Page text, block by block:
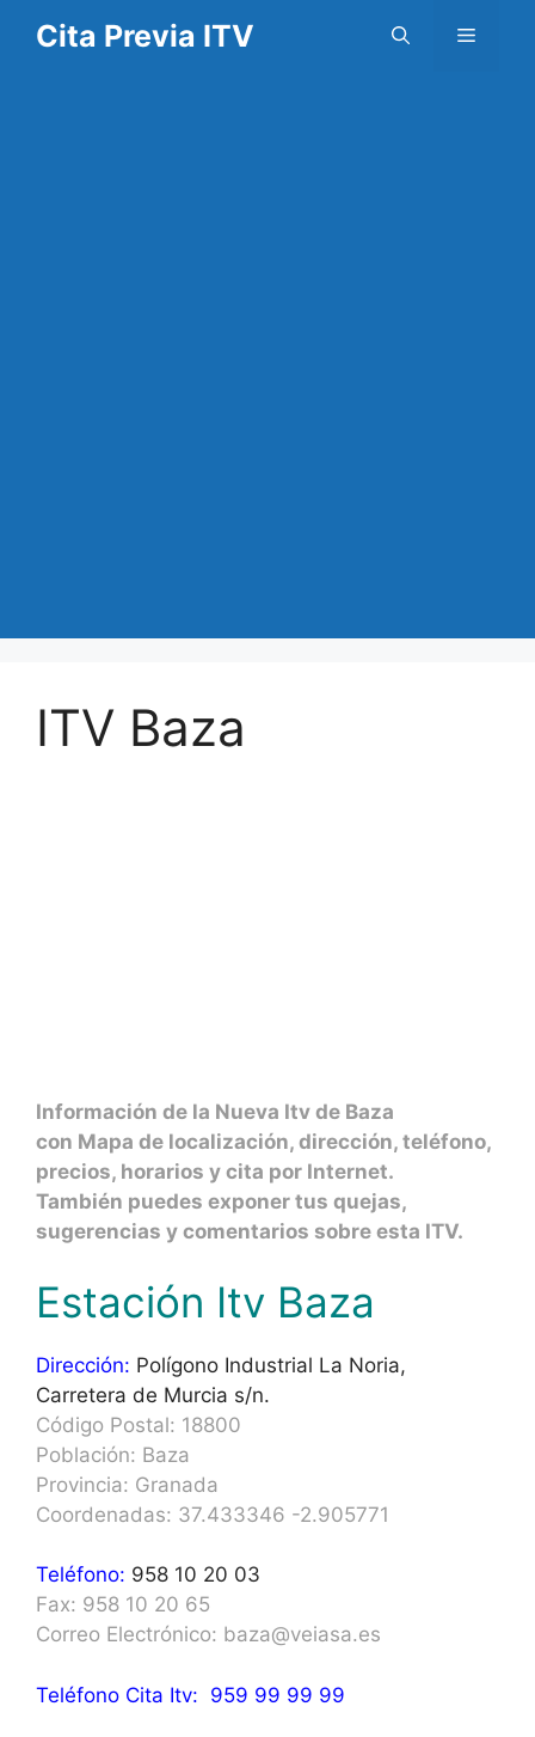
Cita Previa ITV Menú
ITV Baza
Información de la Nueva Itv de Baza
con Mapa de localización, dirección, teléfono,
precios, horarios y cita por Internet.
También puedes exponer tus quejas,
sugerencias y comentarios sobre esta ITV.
Estación Itv Baza
Dirección: Polígono Industrial La Noria,
Carretera de Murcia s/n.
Código Postal: 18800
Población: Baza
Provincia: Granada
Coordenadas: 37.433346 -2.905771
Teléfono: 958 10 20 03
Fax: 958 10 20 65
Correo Electrónico: baza@veiasa.es
Teléfono Cita Itv: 959 99 99 99